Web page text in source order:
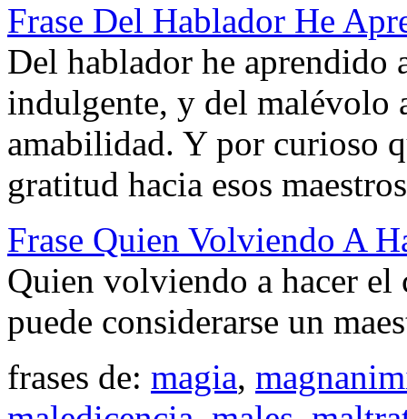
Frase Del Hablador He
Del hablador he aprendido
indulgente, y del malévolo
amabilidad. Y por curioso
gratitud hacia esos maestros
Frase Quien Volviendo A
Quien volviendo a hacer
puede considerarse un
frases de: magia,